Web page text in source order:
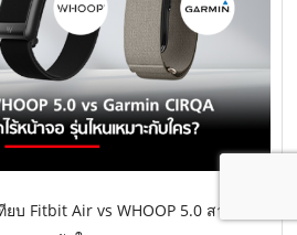
บ Fitbit Air vs WHOOP 5.0 สายรัด